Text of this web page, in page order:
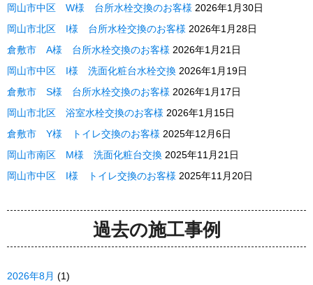
岡山市中区 W様 台所水栓交換のお客様 2026年1月30日
岡山市北区 I様 台所水栓交換のお客様 2026年1月28日
倉敷市 A様 台所水栓交換のお客様 2026年1月21日
岡山市中区 I様 洗面化粧台水栓交換 2026年1月19日
倉敷市 S様 台所水栓交換のお客様 2026年1月17日
岡山市北区 浴室水栓交換のお客様 2026年1月15日
倉敷市 Y様 トイレ交換のお客様 2025年12月6日
岡山市南区 M様 洗面化粧台交換 2025年11月21日
岡山市中区 I様 トイレ交換のお客様 2025年11月20日
過去の施工事例
2026年8月 (1)